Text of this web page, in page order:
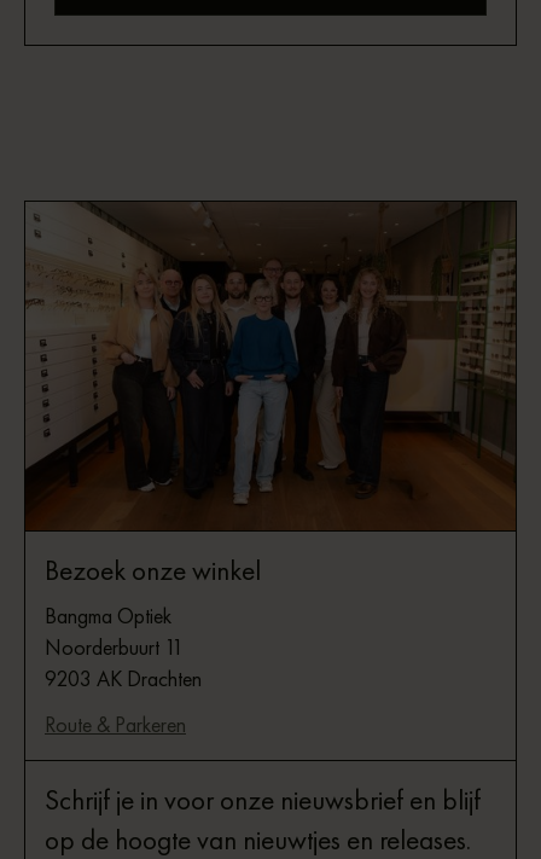
Bezoek onze winkel
Bangma Optiek
Noorderbuurt 11
9203 AK Drachten
Route & Parkeren
Schrijf je in voor onze nieuwsbrief en blijf
op de hoogte van nieuwtjes en releases.